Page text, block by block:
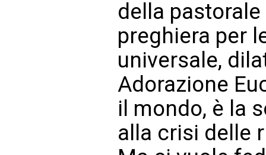
della
preghiera per
universale,
Adorazione
il mondo, è la
alla crisi delle